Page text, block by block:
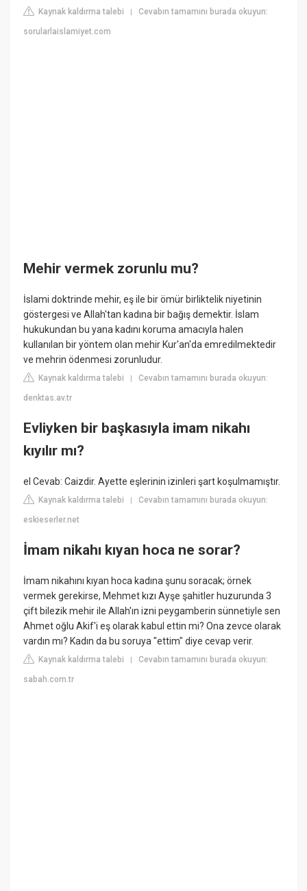
Kaynak kaldırma talebi |Cevabın tamamını burada okuyun:
sorularlaislamiyet.com
Mehir vermek zorunlu mu?
İslami doktrinde mehir, eş ile bir ömür birliktelik niyetinin
göstergesi ve Allah'tan kadına bir bağış demektir. İslam
hukukundan bu yana kadını koruma amacıyla halen
kullanılan bir yöntem olan mehir Kur'an'da emredilmektedir
ve mehrin ödenmesi zorunludur.
Kaynak kaldırma talebi |Cevabın tamamını burada okuyun:
denktas.av.tr
Evliyken bir başkasıyla imam nikahı
kıyılır mı?
el Cevab: Caizdir. Ayette eşlerinin izinleri şart koşulmamıştır.
Kaynak kaldırma talebi |Cevabın tamamını burada okuyun:
eskieserler.net
İmam nikahı kıyan hoca ne sorar?
İmam nikahını kıyan hoca kadına şunu soracak; örnek
vermek gerekirse, Mehmet kızı Ayşe şahitler huzurunda 3
çift bilezik mehir ile Allah'ın izni peygamberin sünnetiyle sen
Ahmet oğlu Akif'i eş olarak kabul ettin mi? Ona zevce olarak
vardın mı? Kadın da bu soruya "ettim" diye cevap verir.
Kaynak kaldırma talebi |Cevabın tamamını burada okuyun:
sabah.com.tr